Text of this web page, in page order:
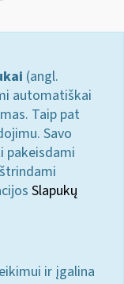
(angl.
automatiškai
Taip pat
Savo
pakeisdami
Slapukų
ir įgalina